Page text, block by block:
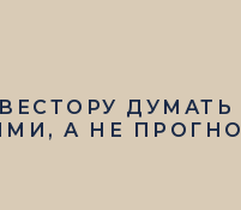
ДУМАТЬ
А НЕ